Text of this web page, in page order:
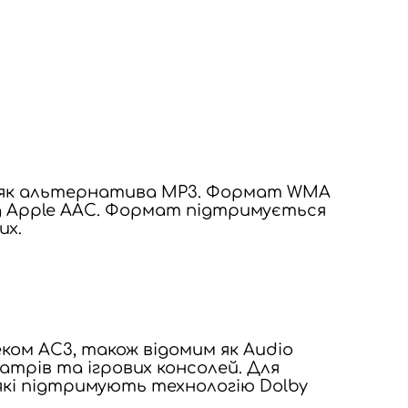
альтернатива MP3. Формат WMA
Apple AAC. Формат підтримується
AC3, також відомим як Audio
та ігрових консолей. Для
підтримують технологію Dolby